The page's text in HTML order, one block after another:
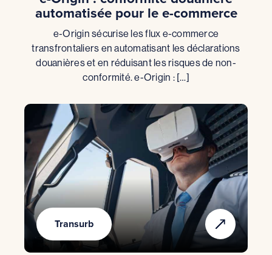
automatisée pour le e-commerce
e-Origin sécurise les flux e-commerce
transfrontaliers en automatisant les déclarations
douanières et en réduisant les risques de non-
conformité. e-Origin : […]
Transurb